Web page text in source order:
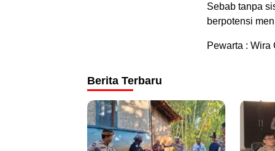
Sebab tanpa
berpotensi
Pewarta : Wira
Berita Terbaru